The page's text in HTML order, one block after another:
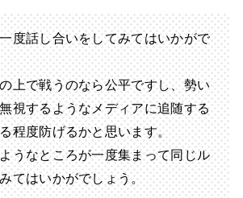
度話し合いをしてみてはいかがで
上で戦うのなら公平ですし、勢い
視するようなメディアに追随する
程度防げるかと思います。
うなところが一度集まって同じル
てはいかがでしょう。